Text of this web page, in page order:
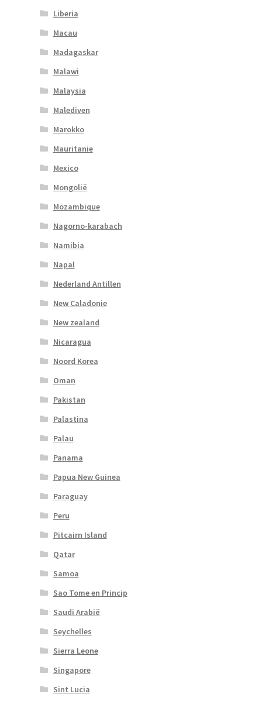
Liberia
Macau
Madagaskar
Malawi
Malaysia
Malediven
Marokko
Mauritanie
Mexico
Mongolië
Mozambique
Nagorno-karabach
Namibia
Napal
Nederland Antillen
New Caladonie
New zealand
Nicaragua
Noord Korea
Oman
Pakistan
Palastina
Palau
Panama
Papua New Guinea
Paraguay
Peru
Pitcairn Island
Qatar
Samoa
Sao Tome en Princip
Saudi Arabië
Seychelles
Sierra Leone
Singapore
Sint Lucia